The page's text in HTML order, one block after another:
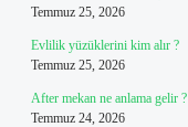
Temmuz 25, 2026
Evlilik yüzüklerini kim alır ?
Temmuz 25, 2026
After mekan ne anlama gelir ?
Temmuz 24, 2026